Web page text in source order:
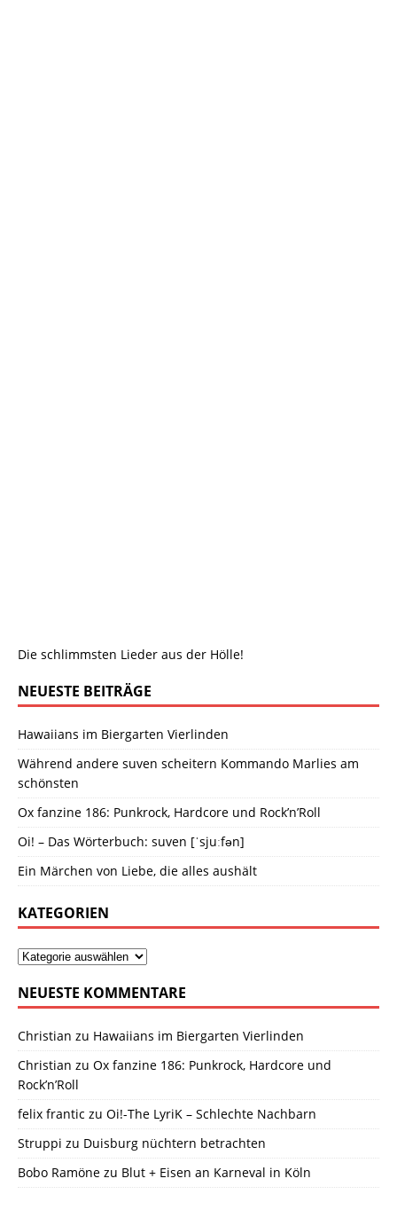
Die schlimmsten Lieder aus der Hölle!
NEUESTE BEITRÄGE
Hawaiians im Biergarten Vierlinden
Während andere suven scheitern Kommando Marlies am
schönsten
Ox fanzine 186: Punkrock, Hardcore und Rock’n’Roll
Oi! – Das Wörterbuch: suven [ˈsjuːfən]
Ein Märchen von Liebe, die alles aushält
KATEGORIEN
NEUESTE KOMMENTARE
Christian zu Hawaiians im Biergarten Vierlinden
Christian zu Ox fanzine 186: Punkrock, Hardcore und
Rock’n’Roll
felix frantic zu Oi!-The LyriK – Schlechte Nachbarn
Struppi zu Duisburg nüchtern betrachten
Bobo Ramöne zu Blut + Eisen an Karneval in Köln